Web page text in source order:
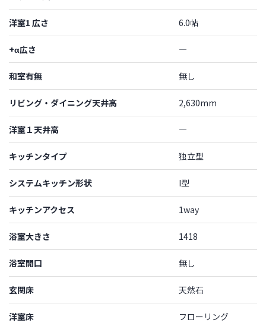
洋室1 広さ 6.0帖
+α広さ ―
和室有無 無し
リビング・ダイニング天井高 2,630mm
洋室１天井高 ―
キッチンタイプ 独立型
システムキッチン形状 I型
キッチンアクセス 1way
浴室大きさ 1418
浴室開口 無し
玄関床 天然石
洋室床 フローリング